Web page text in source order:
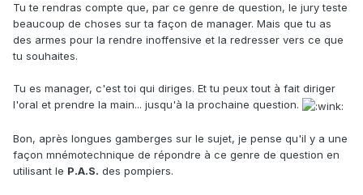
Tu te rendras compte que, par ce genre de question, le jury teste
beaucoup de choses sur ta façon de manager. Mais que tu as
des armes pour la rendre inoffensive et la redresser vers ce que
tu souhaites.
Tu es manager, c'est toi qui diriges. Et tu peux tout à fait diriger
l'oral et prendre la main... jusqu'à la prochaine question.
Bon, après longues gamberges sur le sujet, je pense qu'il y a une
façon mnémotechnique de répondre à ce genre de question en
utilisant le P.A.S. des pompiers.